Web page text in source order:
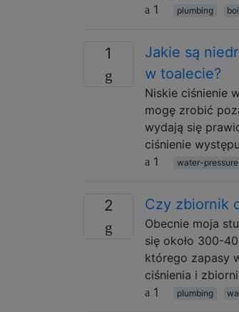
1
plumbing
1
Jakie są
w toalecie?
Niskie ciśnienie
mogę zrobić
wydają się
ciśnienie
1
water-pressure
2 Czy zbiornik
Obecnie moja
się około 300-
którego zapasy
ciśnienia i
1
plumbing